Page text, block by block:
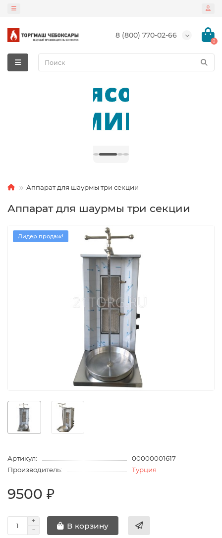
8 (800) 770-02-66
0
Аппарат для шаурмы три секции
Аппарат для шаурмы три секции
Лидер продаж!
Артикул:
00000001617
Производитель:
Турция
9500 ₽
В корзину